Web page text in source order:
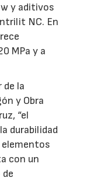
y aditivos
NC. En
MPa y a
de la
y Obra
“el
durabilidad
elementos
con un